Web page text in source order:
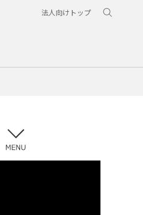
法人向けトップ